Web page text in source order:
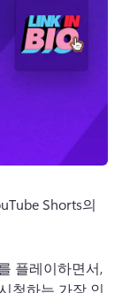
Shorts의
a new tab)
플레이하면서,
청하는 가장 인